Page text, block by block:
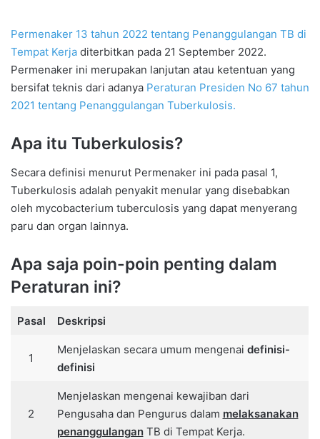
Permenaker 13 tahun 2022 tentang Penanggulangan TB di
Tempat Kerja diterbitkan pada 21 September 2022.
Permenaker ini merupakan lanjutan atau ketentuan yang
bersifat teknis dari adanya Peraturan Presiden No 67 tahun
2021 tentang Penanggulangan Tuberkulosis.
Apa itu Tuberkulosis?
Secara definisi menurut Permenaker ini pada pasal 1,
Tuberkulosis adalah penyakit menular yang disebabkan
oleh mycobacterium tuberculosis yang dapat menyerang
paru dan organ lainnya.
Apa saja poin-poin penting dalam
Peraturan ini?
Pasal Deskripsi
1
Menjelaskan secara umum mengenai definisi-
definisi
2
Menjelaskan mengenai kewajiban dari
Pengusaha dan Pengurus dalam melaksanakan
penanggulangan TB di Tempat Kerja.